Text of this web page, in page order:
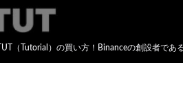
TUT（Tutorial）の買い方！Binanceの創設者で